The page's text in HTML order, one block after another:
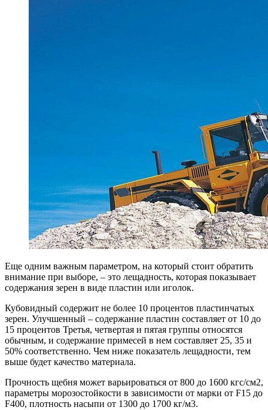
Еще одним важным параметром, на который стоит обратить
внимание при выборе, – это лещадность, которая показывает
содержания зерен в виде пластин или иголок.
Кубовидный содержит не более 10 процентов пластинчатых
зерен. Улучшенный – содержание пластин составляет от 10 до
15 процентов Третья, четвертая и пятая группы относятся
обычным, и содержание примесей в нем составляет 25, 35 и
50% соответственно. Чем ниже показатель лещадности, тем
выше будет качество материала.
Прочность щебня может варьироваться от 800 до 1600 кгс/см2,
параметры морозостойкости в зависимости от марки от F15 до
F400, плотность насыпи от 1300 до 1700 кг/м3.